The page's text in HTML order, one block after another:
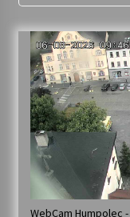
WebCam Humpolec -